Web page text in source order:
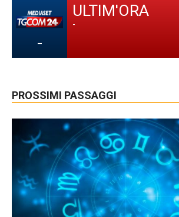
-
ULTIM'ORA
-
PROSSIMI PASSAGGI